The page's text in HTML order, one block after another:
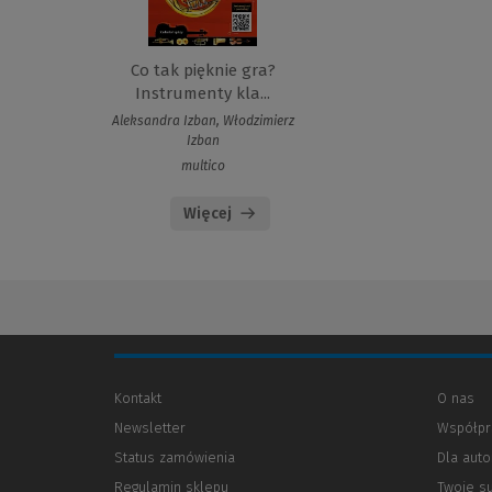
Co tak pięknie gra?
Instrumenty kla...
Aleksandra Izban, Włodzimierz
Izban
multico
Więcej
Kontakt
Newsletter
Status zamówienia
Regulamin sklepu
O nas
Dla
Twoje